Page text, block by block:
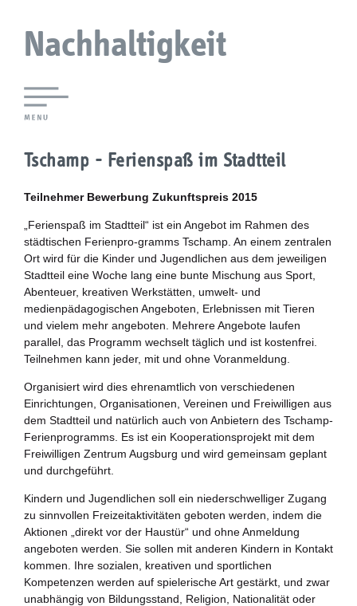
Nachhaltigkeit
Agendaforen
Nachhaltigkeitsbeirat
Berichterstattung
Biostadt
Zukunftspreis
Themen
Projekte
Zukunftstagung
Bildung für nachhaltige Entwicklung
Büro für Nachhaltigkeit
Aktuelles
Tschamp - Ferienspaß im Stadtteil
Teilnehmer Bewerbung Zukunftspreis 2015
„Ferienspaß im Stadtteil“ ist ein Angebot im Rahmen des
städtischen Ferienpro-gramms Tschamp. An einem zentralen
Ort wird für die Kinder und Jugendlichen aus dem jeweiligen
Stadtteil eine Woche lang eine bunte Mischung aus Sport,
Abenteuer, kreativen Werkstätten, umwelt- und
medienpädagogischen Angeboten, Erlebnissen mit Tieren
und vielem mehr angeboten. Mehrere Angebote laufen
parallel, das Programm wechselt täglich und ist kostenfrei.
Teilnehmen kann jeder, mit und ohne Voranmeldung.
Organisiert wird dies ehrenamtlich von verschiedenen
Einrichtungen, Organisationen, Vereinen und Freiwilligen aus
dem Stadtteil und natürlich auch von Anbietern des Tschamp-
Ferienprogramms. Es ist ein Kooperationsprojekt mit dem
Freiwilligen Zentrum Augsburg und wird gemeinsam geplant
und durchgeführt.
Kindern und Jugendlichen soll ein niederschwelliger Zugang
zu sinnvollen Freizeitaktivitäten geboten werden, indem die
Aktionen „direkt vor der Haustür“ und ohne Anmeldung
angeboten werden. Sie sollen mit anderen Kindern in Kontakt
kommen. Ihre sozialen, kreativen und sportlichen
Kompetenzen werden auf spielerische Art gestärkt, und zwar
unabhängig von Bildungsstand, Religion, Nationalität oder